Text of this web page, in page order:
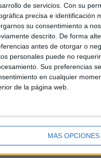
de servicios. Con su
precisa e identificación
su consentimiento a
descrito. De forma
antes de otorgar o
personales puede no
Sus preferencias
en cualquier
de la página web.
MÁS OPCIONES